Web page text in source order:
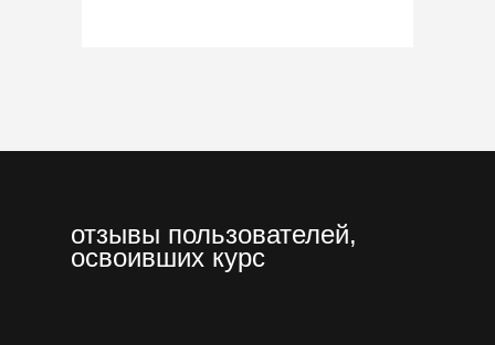
отзывы пользователей,
освоивших курс